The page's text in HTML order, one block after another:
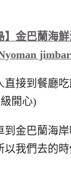
】金巴蘭海
直接到餐廳
開心)
到金巴蘭海
以我們去的